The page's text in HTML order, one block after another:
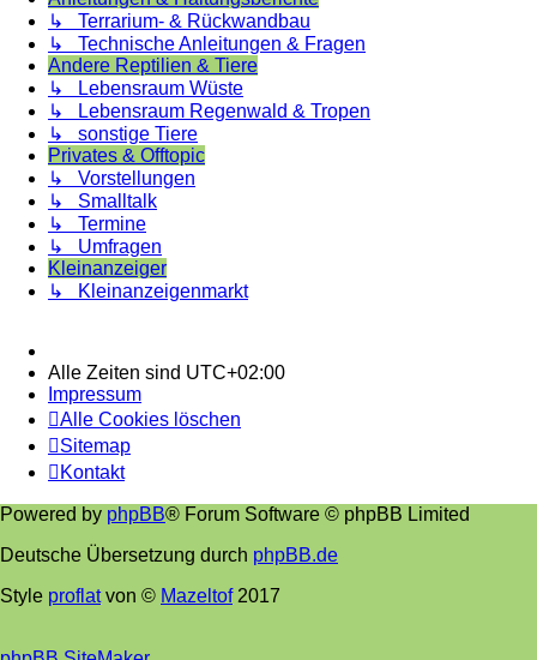
↳ Terrarium- & Rückwandbau
↳ Technische Anleitungen & Fragen
Andere Reptilien & Tiere
↳ Lebensraum Wüste
↳ Lebensraum Regenwald & Tropen
↳ sonstige Tiere
Privates & Offtopic
↳ Vorstellungen
↳ Smalltalk
↳ Termine
↳ Umfragen
Kleinanzeiger
↳ Kleinanzeigenmarkt
Alle Zeiten sind UTC+02:00
Impressum
Alle Cookies löschen
Sitemap
Kontakt
Powered by phpBB® Forum Software © phpBB Limited
Deutsche Übersetzung durch phpBB.de
Style proflatvon © Mazeltof2017